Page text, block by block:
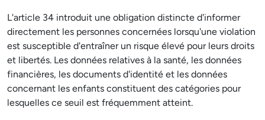
L'article 34 introduit une obligation distincte d'informer
directement les personnes concernées lorsqu'une violation
est susceptible d'entraîner un risque élevé pour leurs droits
et libertés. Les données relatives à la santé, les données
financières, les documents d'identité et les données
concernant les enfants constituent des catégories pour
lesquelles ce seuil est fréquemment atteint.